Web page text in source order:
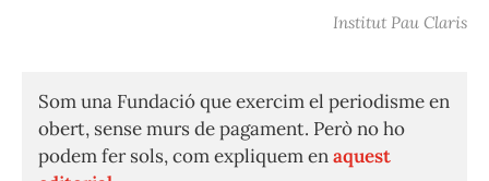
Institut Pau Claris
Som una Fundació que exercim el periodisme en
obert, sense murs de pagament. Però no ho
podem fer sols, com expliquem enaquest